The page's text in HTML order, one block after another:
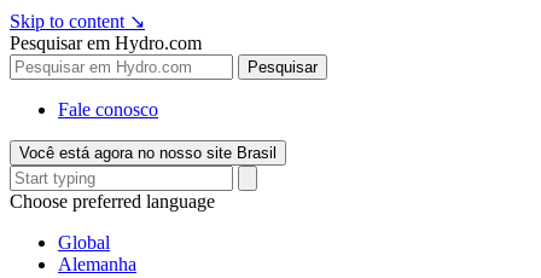
Skip to content ↘
Pesquisar em Hydro.com
Pesquisar
Fale conosco
Você está agora no nosso site Brasil
Choose preferred language
Global
Alemanha